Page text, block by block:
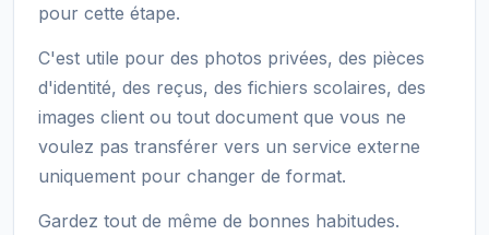
pour cette étape.
C'est utile pour des photos privées, des pièces
d'identité, des reçus, des fichiers scolaires, des
images client ou tout document que vous ne
voulez pas transférer vers un service externe
uniquement pour changer de format.
Gardez tout de même de bonnes habitudes.